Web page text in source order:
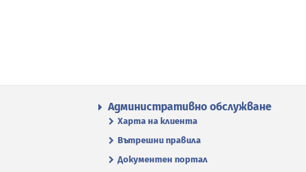
Административно обслужване
Харта на клиента
Вътрешни правила
Документен портал